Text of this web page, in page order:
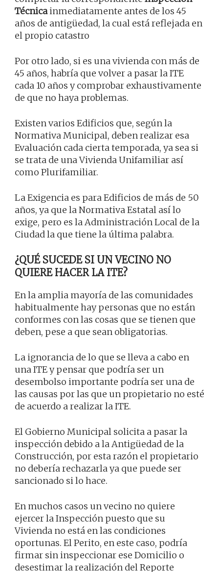
Técnicainmediatamente antes de los 45
años de antigüedad, la cual está reflejada en
el propio catastro
Por otro lado, si es una vivienda con más de
45 años, habría que volver a pasar la ITE
cada 10 años y comprobar exhaustivamente
de que no haya problemas.
Existen varios Edificios que, según la
Normativa Municipal, deben realizar esa
Evaluación cada cierta temporada, ya sea si
se trata de una Vivienda Unifamiliar así
como Plurifamiliar.
La Exigencia es para Edificios de más de 50
años, ya que la Normativa Estatal así lo
exige, pero es la Administración Local de la
Ciudad la que tiene la última palabra.
¿QUÉ SUCEDE SI UN VECINO NO
QUIERE HACER LA ITE?
En la amplia mayoría de las comunidades
habitualmente hay personas que no están
conformes con las cosas que se tienen que
deben, pese a que sean obligatorias.
La ignorancia de lo que se lleva a cabo en
una ITE y pensar que podría ser un
desembolso importante podría ser una de
las causas por las que un propietario no esté
de acuerdo a realizar la ITE.
El Gobierno Municipal solicita a pasar la
inspección debido a la Antigüedad de la
Construcción, por esta razón el propietario
no debería rechazarla ya que puede ser
sancionado si lo hace.
En muchos casos un vecino no quiere
ejercer la Inspección puesto que su
Vivienda no está en las condiciones
oportunas. El Perito, en este caso, podría
firmar sin inspeccionar ese Domicilio o
desestimar la realización del Reporte